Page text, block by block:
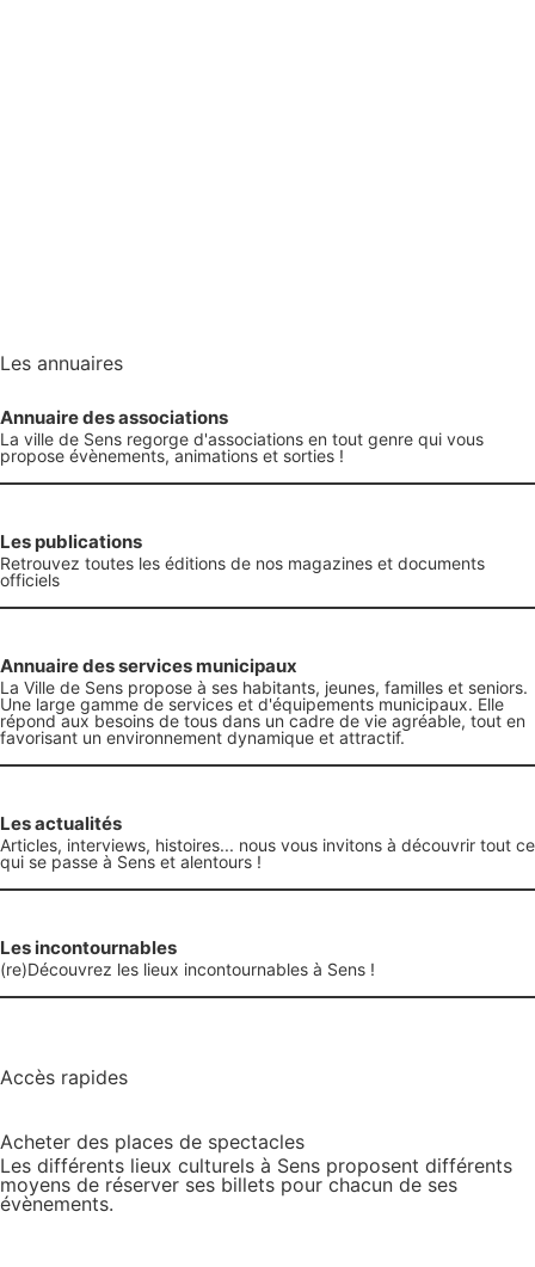
Les annuaires
Annuaire des associations
La ville de Sens regorge d'associations en tout genre qui vous
propose évènements, animations et sorties !
Les publications
Retrouvez toutes les éditions de nos magazines et documents
officiels
Annuaire des services municipaux
La Ville de Sens propose à ses habitants, jeunes, familles et seniors.
Une large gamme de services et d'équipements municipaux. Elle
répond aux besoins de tous dans un cadre de vie agréable, tout en
favorisant un environnement dynamique et attractif.
Les actualités
Articles, interviews, histoires... nous vous invitons à découvrir tout ce
qui se passe à Sens et alentours !
Les incontournables
(re)Découvrez les lieux incontournables à Sens !
Accès rapides
Acheter des places de spectacles
Les différents lieux culturels à Sens proposent différents
moyens de réserver ses billets pour chacun de ses
évènements.